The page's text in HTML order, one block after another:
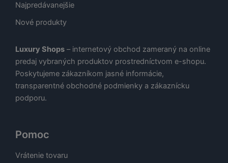
Najpredávanejšie
Nové produkty
Luxury Shops – internetový obchod zameraný na online
predaj vybraných produktov prostredníctvom e-shopu.
Poskytujeme zákazníkom jasné informácie,
transparentné obchodné podmienky a zákaznícku
podporu.
Pomoc
Vrátenie tovaru